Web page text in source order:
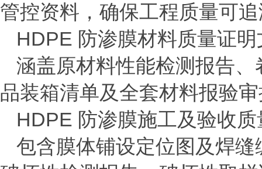
管控资料，确保工程质量可
HDPE 防渗膜材料质量证
涵盖原材料性能检测报告
品装箱清单及全套材料报验
HDPE 防渗膜施工及验收
包含膜体铺设定位图及焊